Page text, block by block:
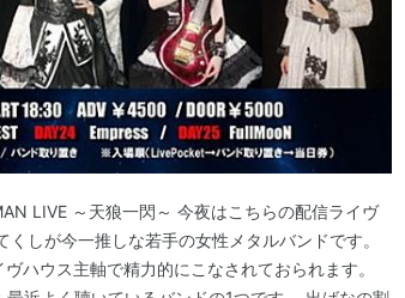
LIVE ～天狼一閃～ 今夜はこちらの配信ライヴ
しが今一推しな若手の女性メタルバンドです。
ハウス主軸で精力的にこなされておられます。